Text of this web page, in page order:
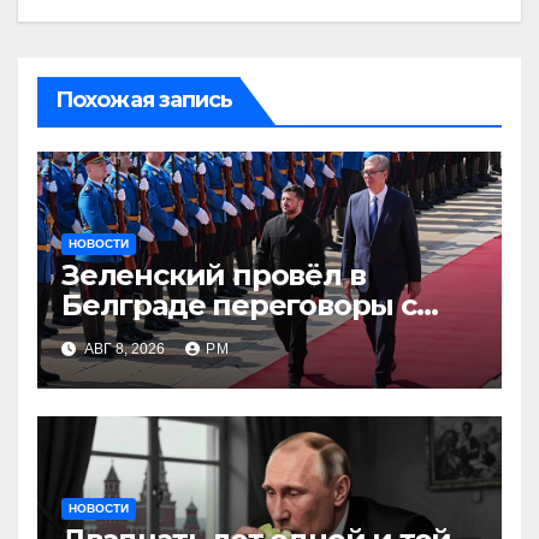
Похожая запись
НОВОСТИ
Зеленский провёл в
Белграде переговоры с
Вучичем
АВГ 8, 2026 РМ
НОВОСТИ